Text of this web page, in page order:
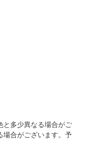
と多少異なる場合がご
場合がございます。予